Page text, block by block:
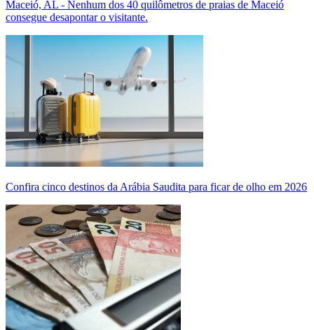
Maceió, AL - Nenhum dos 40 quilômetros de praias de Maceió
consegue desapontar o visitante.
Confira cinco destinos da Arábia Saudita para ficar de olho em 2026